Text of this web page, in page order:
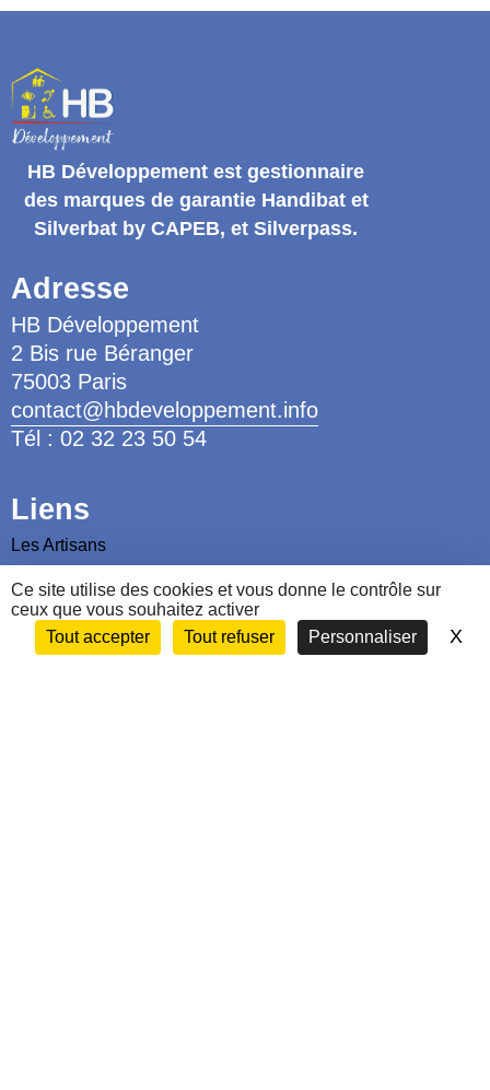
Ce site utilise des cookies et vous donne le contrôle sur
ceux que vous souhaitez activer
Tout accepter
Tout refuser Personnaliser X
HB Développement est gestionnaire
des marques de garantie Handibat et
Silverbat by CAPEB, et Silverpass.
Adresse
HB Développement
2 Bis rue Béranger
75003 Paris
contact@hbdeveloppement.info
Tél : 02 32 23 50 54
Liens
Les Artisans
Les Ergothérapeutes
Nous contacter